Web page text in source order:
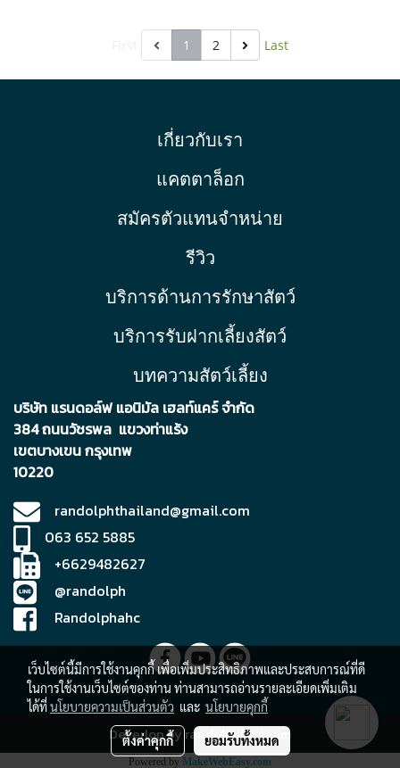
1 2 Last
เกี่ยวกับเรา
แคตตาล็อก
สมัครตัวแทนจำหน่าย
รีวิว
บริการด้านการรักษาสัตว์
บริการรับฝากเลี้ยงสัตว์
บทความสัตว์เลี้ยง
บริษัท แรนดอล์ฟ แอนิมัล เฮลท์แคร์ จำกัด
384 ถนนวัชรพล แขวงท่าแร้ง
เขตบางเขน กรุงเทพ
10220
randolphthailand@gmail.com
063 652 5885
+6629482627
@randolph
Randolphahc
Deverlop by randolpahc team
Powered by MakeWebEasy.com
เว็บไซต์นี้มีการใช้งานคุกกี้ เพื่อเพิ่มประสิทธิภาพและประสบการณ์ที่ดี
ในการใช้งานเว็บไซต์ของท่าน ท่านสามารถอ่านรายละเอียดเพิ่มเติม
ได้ที่นโยบายความเป็นส่วนตัว และ นโยบายคุกกี้
ตั้งค่าคุกกี้ ยอมรับทั้งหมด